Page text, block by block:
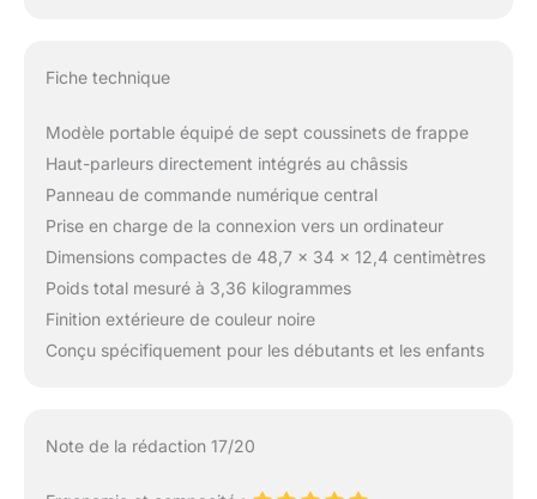
Fiche technique
Modèle portable équipé de sept coussinets de frappe
Haut-parleurs directement intégrés au châssis
Panneau de commande numérique central
Prise en charge de la connexion vers un ordinateur
Dimensions compactes de 48,7 x 34 x 12,4 centimètres
Poids total mesuré à 3,36 kilogrammes
Finition extérieure de couleur noire
Conçu spécifiquement pour les débutants et les enfants
Note de la rédaction 17/20